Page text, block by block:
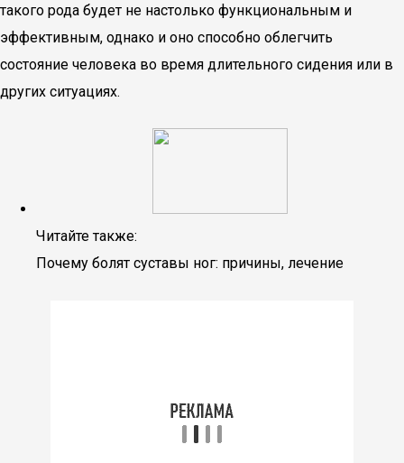
такого рода будет не настолько функциональным и
эффективным, однако и оно способно облегчить
состояние человека во время длительного сидения или в
других ситуациях.
Читайте также:
Почему болят суставы ног: причины, лечение